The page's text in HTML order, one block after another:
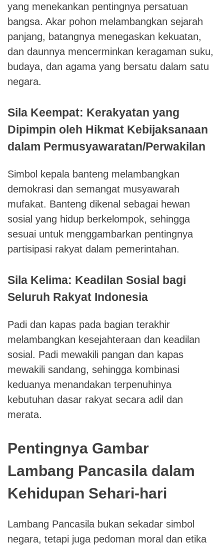
yang menekankan pentingnya persatuan
bangsa. Akar pohon melambangkan sejarah
panjang, batangnya menegaskan kekuatan,
dan daunnya mencerminkan keragaman suku,
budaya, dan agama yang bersatu dalam satu
negara.
Sila Keempat: Kerakyatan yang
Dipimpin oleh Hikmat Kebijaksanaan
dalam Permusyawaratan/Perwakilan
Simbol kepala banteng melambangkan
demokrasi dan semangat musyawarah
mufakat. Banteng dikenal sebagai hewan
sosial yang hidup berkelompok, sehingga
sesuai untuk menggambarkan pentingnya
partisipasi rakyat dalam pemerintahan.
Sila Kelima: Keadilan Sosial bagi
Seluruh Rakyat Indonesia
Padi dan kapas pada bagian terakhir
melambangkan kesejahteraan dan keadilan
sosial. Padi mewakili pangan dan kapas
mewakili sandang, sehingga kombinasi
keduanya menandakan terpenuhinya
kebutuhan dasar rakyat secara adil dan
merata.
Pentingnya Gambar
Lambang Pancasila dalam
Kehidupan Sehari-hari
Lambang Pancasila bukan sekadar simbol
negara, tetapi juga pedoman moral dan etika